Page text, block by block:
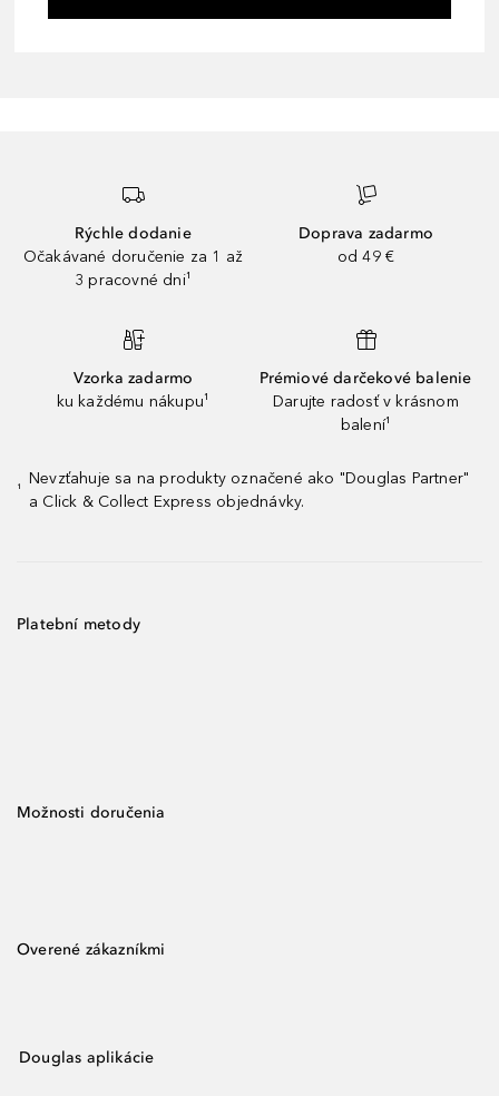
Rýchle dodanie
Očakávané doručenie za 1 až
3 pracovné dni¹
Doprava zadarmo
od 49 €
Vzorka zadarmo
ku každému nákupu¹
Prémiové darčekové balenie
Darujte radosť v krásnom
balení¹
¹
Nevzťahuje sa na produkty označené ako "Douglas Partner"
a Click & Collect Express objednávky.
Platební metody
Možnosti doručenia
Overené zákazníkmi
Douglas aplikácie